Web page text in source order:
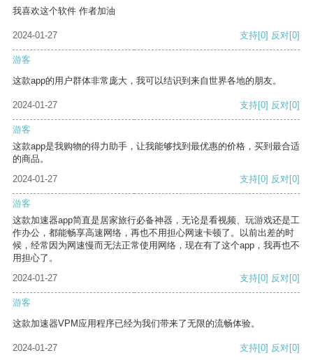
我喜欢这个软件 作者加油
2024-01-27 支持[0] 反对[0]
游客
这款app的用户群体非常庞大，我可以结识到来自世界各地的朋友。
2024-01-27 支持[0] 反对[0]
游客
这款app是我购物的得力助手，让我能够找到最优惠的价格，买到最合适
的商品。
2024-01-27
支持[0] 反对[0]
游客
这款加速器app简直是居家旅行必备神器，无论是看视频、玩游戏还是工
作办公，都能畅享高速网络，再也不用担心网速卡顿了。以前出差的时
候，经常因为网速慢而无法正常使用网络，现在有了这个app，我再也不
用担心了。
2024-01-27
支持[0] 反对[0]
游客
这款加速器VPM应用程序已经为我们带来了无限的流畅体验。
2024-01-27 支持[0] 反对[0]